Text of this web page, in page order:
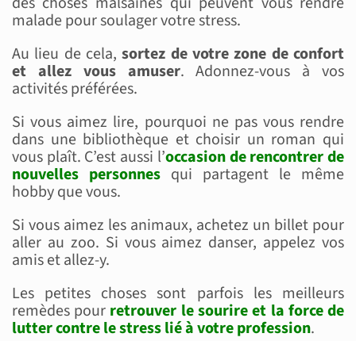
malade pour soulager votre stress.
Au lieu de cela,sortez de votre zone de confort
et allez vous amuser. Adonnez-vous à vos
activités préférées.
Si vous aimez lire, pourquoi ne pas vous rendre
dans une bibliothèque et choisir un roman qui
vous plaît. C’est aussi l’occasion de rencontrer de
nouvelles personnes qui partagent le même
hobby que vous.
Si vous aimez les animaux, achetez un billet pour
aller au zoo. Si vous aimez danser, appelez vos
amis et allez-y.
Les petites choses sont parfois les meilleurs
remèdes pour retrouver le sourire et la force de
lutter contre le stress lié à votre profession.